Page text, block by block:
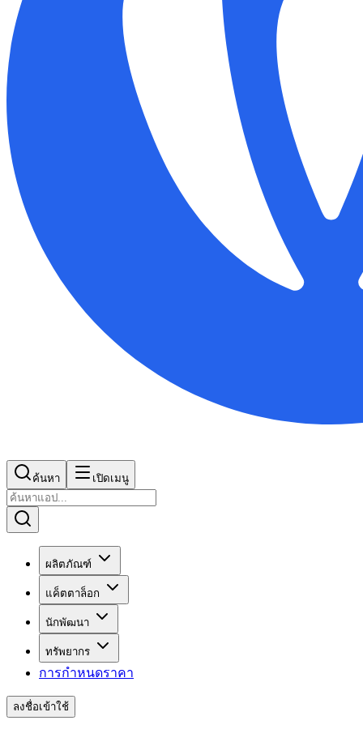
ค้นหา เปิดเมนู
ผลิตภัณฑ์
แค็ตตาล็อก
นักพัฒนา
ทรัพยากร
การกำหนดราคา
ลงชื่อเข้าใช้